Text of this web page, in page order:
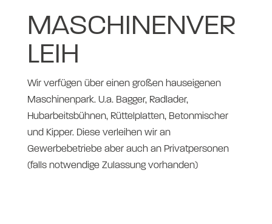
MASCHINENVER
LEIH
Wir verfügen über einen großen hauseigenen
Maschinenpark. U.a. Bagger, Radlader,
Hubarbeitsbühnen, Rüttelplatten, Betonmischer
und Kipper. Diese verleihen wir an
Gewerbebetriebe aber auch an Privatpersonen
(falls notwendige Zulassung vorhanden)